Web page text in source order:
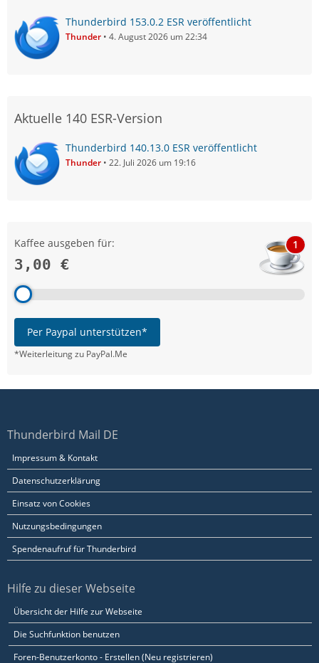
Thunderbird 153.0.2 ESR veröffentlicht
Thunder 4. August 2026 um 22:34
Aktuelle 140 ESR-Version
Thunderbird 140.13.0 ESR veröffentlicht
Thunder 22. Juli 2026 um 19:16
Kaffee ausgeben für:
3,00 €
1
Per Paypal unterstützen*
*Weiterleitung zu PayPal.Me
Thunderbird Mail DE
Impressum & Kontakt
Datenschutzerklärung
Einsatz von Cookies
Nutzungsbedingungen
Spendenaufruf für Thunderbird
Hilfe zu dieser Webseite
Übersicht der Hilfe zur Webseite
Die Suchfunktion benutzen
Foren-Benutzerkonto - Erstellen (Neu registrieren)